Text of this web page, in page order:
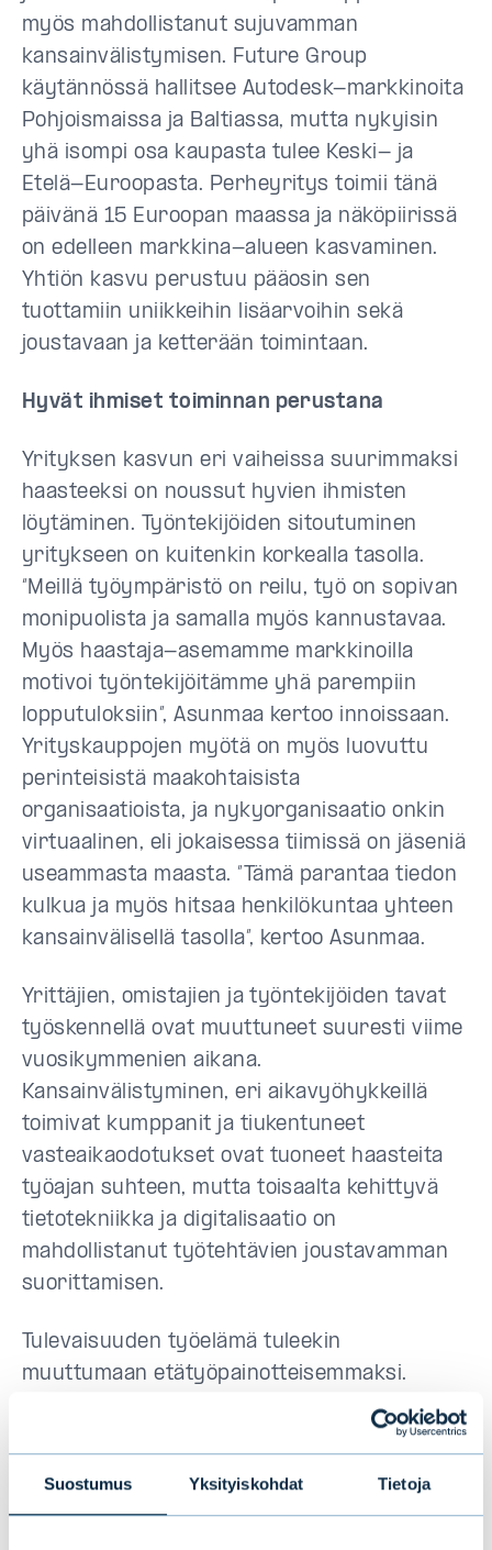
Suostumus Yksityiskohdat Tietoja
myös mahdollistanut sujuvamman
kansainvälistymisen. Future Group
käytännössä hallitsee Autodesk-markkinoita
Pohjoismaissa ja Baltiassa, mutta nykyisin
yhä isompi osa kaupasta tulee Keski- ja
Etelä-Euroopasta. Perheyritys toimii tänä
päivänä 15 Euroopan maassa ja näköpiirissä
on edelleen markkina-alueen kasvaminen.
Yhtiön kasvu perustuu pääosin sen
tuottamiin uniikkeihin lisäarvoihin sekä
joustavaan ja ketterään toimintaan.
Hyvät ihmiset toiminnan perustana
Yrityksen kasvun eri vaiheissa suurimmaksi
haasteeksi on noussut hyvien ihmisten
löytäminen. Työntekijöiden sitoutuminen
yritykseen on kuitenkin korkealla tasolla.
“Meillä työympäristö on reilu, työ on sopivan
monipuolista ja samalla myös kannustavaa.
Myös haastaja-asemamme markkinoilla
motivoi työntekijöitämme yhä parempiin
lopputuloksiin”, Asunmaa kertoo innoissaan.
Yrityskauppojen myötä on myös luovuttu
perinteisistä maakohtaisista
organisaatioista, ja nykyorganisaatio onkin
virtuaalinen, eli jokaisessa tiimissä on jäseniä
useammasta maasta. ”Tämä parantaa tiedon
kulkua ja myös hitsaa henkilökuntaa yhteen
kansainvälisellä tasolla”, kertoo Asunmaa.
Yrittäjien, omistajien ja työntekijöiden tavat
työskennellä ovat muuttuneet suuresti viime
vuosikymmenien aikana.
Kansainvälistyminen, eri aikavyöhykkeillä
toimivat kumppanit ja tiukentuneet
vasteaikaodotukset ovat tuoneet haasteita
työajan suhteen, mutta toisaalta kehittyvä
tietotekniikka ja digitalisaatio on
mahdollistanut työtehtävien joustavamman
suorittamisen.
Tulevaisuuden työelämä tuleekin
muuttumaan etätyöpainotteisemmaksi.
“Etätyö ei ole helppo rasti, mutta se on